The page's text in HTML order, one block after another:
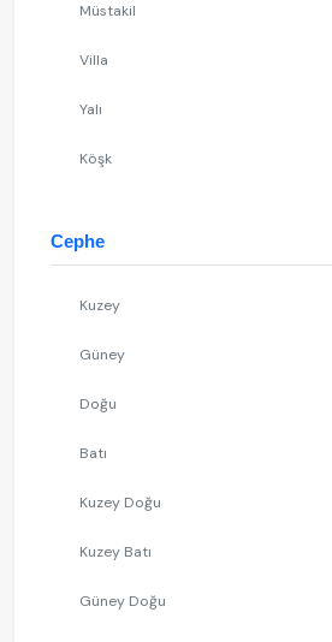
Müstakil
Villa
Yalı
Köşk
Cephe
Kuzey
Güney
Doğu
Batı
Kuzey Doğu
Kuzey Batı
Güney Doğu